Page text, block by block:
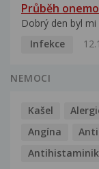
Průběh
Dobrý den byl
Infekce
NEMOCI
Kašel
Angína